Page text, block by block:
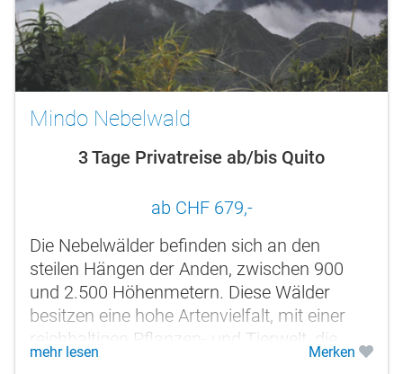
Mindo Nebelwald
3 Tage Privatreise ab/bis Quito
ab CHF 679,-
Die Nebelwälder befinden sich an den
steilen Hängen der Anden, zwischen 900
und 2.500 Höhenmetern. Diese Wälder
besitzen eine hohe Artenvielfalt, mit einer
reichhaltigen Pflanzen- und Tierwelt, die
wissenschaftlich noch wenig erforscht...
mehr lesen Merken